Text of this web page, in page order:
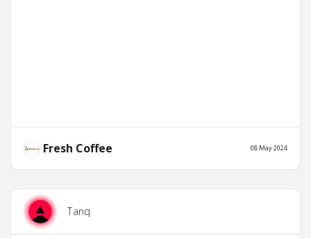
Fresh Coffee 08 May 2024
Tanq